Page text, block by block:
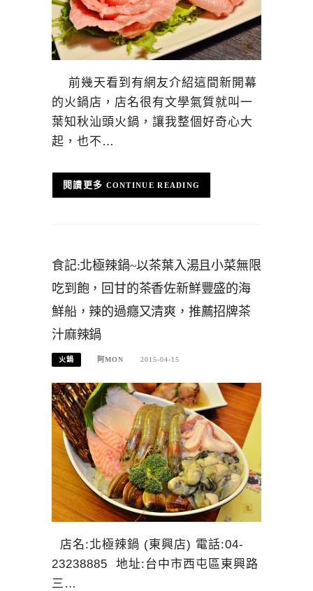
前幾天看到有網友介紹這間新開幕
的火鍋店，店名很有文學氣質就叫一
葉知秋汕頭火鍋，讓我整個好奇心大
起，也不…
CONTINUE READING
食記:北極辣鍋~以茶葉入湯且小菜無限
吃到飽，回甘的茶香佐新鮮豐盛的海
鮮船，辣的過癮又清爽，推薦招牌茶
汁麻辣鍋
火鍋 阿MON 2015-04-15
店名:北極辣鍋 (東興店) 電話:04-
23238885 地址:台中市西屯區東興路
三…